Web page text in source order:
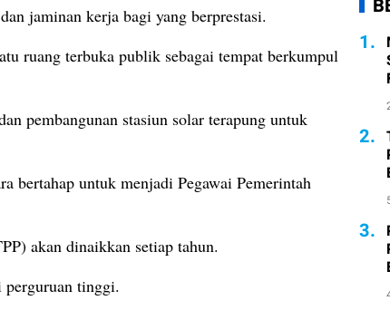
jaminan kerja bagi yang berprestasi.
ruang terbuka publik sebagai tempat berkumpul
pembangunan stasiun solar terapung untuk
bertahap untuk menjadi Pegawai Pemerintah
akan dinaikkan setiap tahun.
tinggi.
1.
2.
3.